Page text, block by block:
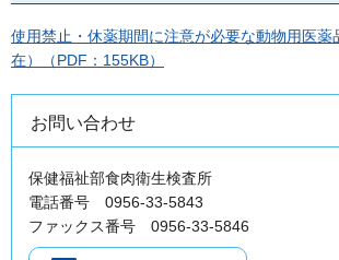
使用禁止・休薬期間に注意が必要な動物用医薬
在）（PDF：155KB）
お問い合わせ
保健福祉部食肉衛生検査所
電話番号 0956-33-5843
ファックス番号 0956-33-5846